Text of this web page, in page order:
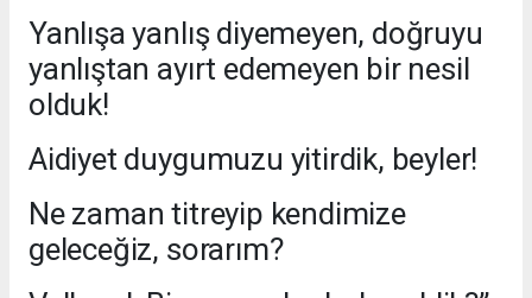
Yanlışa yanlış diyemeyen, doğruyu
yanlıştan ayırt edemeyen bir nesil
olduk!
Aidiyet duygumuzu yitirdik, beyler!
Ne zaman titreyip kendimize
geleceğiz, sorarım?